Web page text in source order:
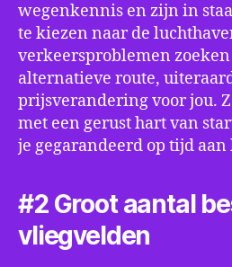
wegenkennis en zijn in
te kiezen naar de
verkeersproblemen zoeken
alternatieve route,
prijsverandering voor jou.
met een gerust hart van
je gegarandeerd op tijd
#2 Groot aantal
vliegvelden